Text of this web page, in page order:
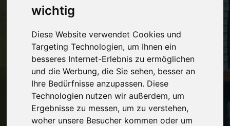
wichtig
Diese Website verwendet Cookies und
Targeting Technologien, um Ihnen ein
besseres Internet-Erlebnis zu ermöglichen
und die Werbung, die Sie sehen, besser an
Ihre Bedürfnisse anzupassen. Diese
Technologien nutzen wir außerdem, um
Ergebnisse zu messen, um zu verstehen,
woher unsere Besucher kommen oder um
Retouren-
Management?
Vereinbaren Sie einenRückruf